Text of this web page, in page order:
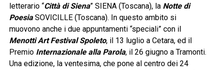
letterario “Città di Siena” SIENA (Toscana), la Notte di
PoesiaSOVICILLE (Toscana). In questo ambito si
muovono anche i due appuntamenti “speciali” con il
Menotti Art Festival Spoleto, il 13 luglio a Cetara, ed il
Premio Internazionale alla Parola, il 26 giugno a Tramonti.
Una edizione, la ventesima, che pone al centro dei 24